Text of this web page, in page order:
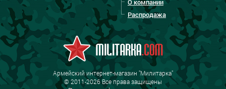
О компании
Распродажа
Армейский интернет-магазин "Милитарка"
© 2011-2026 Все права защищены